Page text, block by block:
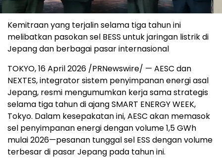
Kemitraan yang terjalin selama tiga tahun ini
melibatkan pasokan sel BESS untuk jaringan listrik di
Jepang dan berbagai pasar internasional
TOKYO, 16 April 2026 /PRNewswire/ — AESC dan
NEXTES, integrator sistem penyimpanan energi asal
Jepang, resmi mengumumkan kerja sama strategis
selama tiga tahun di ajang SMART ENERGY WEEK,
Tokyo. Dalam kesepakatan ini, AESC akan memasok
sel penyimpanan energi dengan volume 1,5 GWh
mulai 2026—pesanan tunggal sel ESS dengan volume
terbesar di pasar Jepang pada tahun ini.